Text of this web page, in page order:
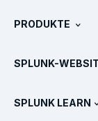
Splunk im
Newsroom
PRODUKTE
Preise
SPLUNK-
SPLUNK LEARN